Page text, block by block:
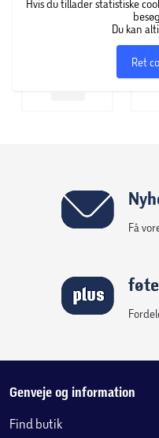
Hvis du tillader statistiske
Du kan
Ret
Få
Genveje og information
Find butik